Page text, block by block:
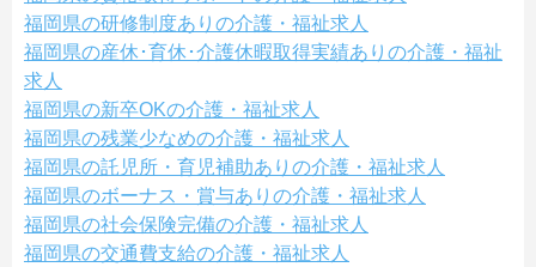
福岡県の研修制度ありの介護・福祉求人
福岡県の産休･育休･介護休暇取得実績ありの介護・福祉
求人
福岡県の新卒OKの介護・福祉求人
福岡県の残業少なめの介護・福祉求人
福岡県の託児所・育児補助ありの介護・福祉求人
福岡県のボーナス・賞与ありの介護・福祉求人
福岡県の社会保険完備の介護・福祉求人
福岡県の交通費支給の介護・福祉求人